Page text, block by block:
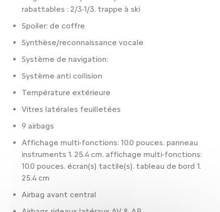
rabattables : 2/3-1/3. trappe à ski
Spoiler: de coffre
Synthèse/reconnaissance vocale
Système de navigation:
Système anti collision
Température extérieure
Vitres latérales feuilletées
9 airbags
Affichage multi-fonctions: 10.0 pouces. panneau
instruments 1. 25.4 cm. affichage multi-fonctions:
10.0 pouces. écran(s) tactile(s). tableau de bord 1.
25.4 cm
Airbag avant central